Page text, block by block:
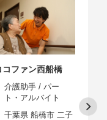
コファン西船橋
介護助手 / パー
ト・アルバイト
千葉県 船橋市 二子